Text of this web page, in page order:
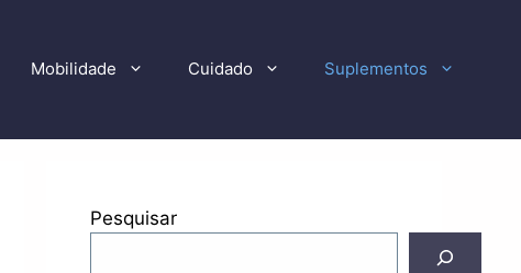
Mobilidade Cuidado Suplementos
Pesquisar